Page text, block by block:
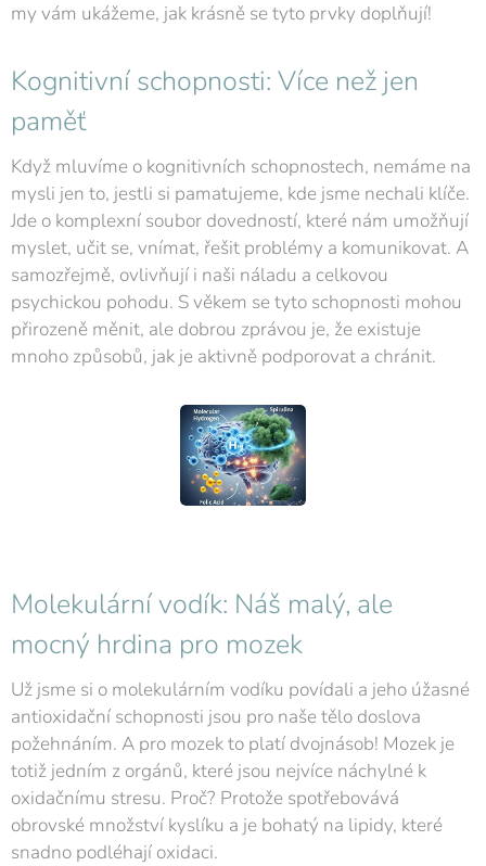
my vám ukážeme, jak krásně se tyto prvky doplňují!
Kognitivní schopnosti: Více než jen
paměť
Když mluvíme o kognitivních schopnostech, nemáme na
mysli jen to, jestli si pamatujeme, kde jsme nechali klíče.
Jde o komplexní soubor dovedností, které nám umožňují
myslet, učit se, vnímat, řešit problémy a komunikovat. A
samozřejmě, ovlivňují i naši náladu a celkovou
psychickou pohodu. S věkem se tyto schopnosti mohou
přirozeně měnit, ale dobrou zprávou je, že existuje
mnoho způsobů, jak je aktivně podporovat a chránit.
Molekulární vodík: Náš malý, ale
mocný hrdina pro mozek
Už jsme si o molekulárním vodíku povídali a jeho úžasné
antioxidační schopnosti jsou pro naše tělo doslova
požehnáním. A pro mozek to platí dvojnásob! Mozek je
totiž jedním z orgánů, které jsou nejvíce náchylné k
oxidačnímu stresu. Proč? Protože spotřebovává
obrovské množství kyslíku a je bohatý na lipidy, které
snadno podléhají oxidaci.